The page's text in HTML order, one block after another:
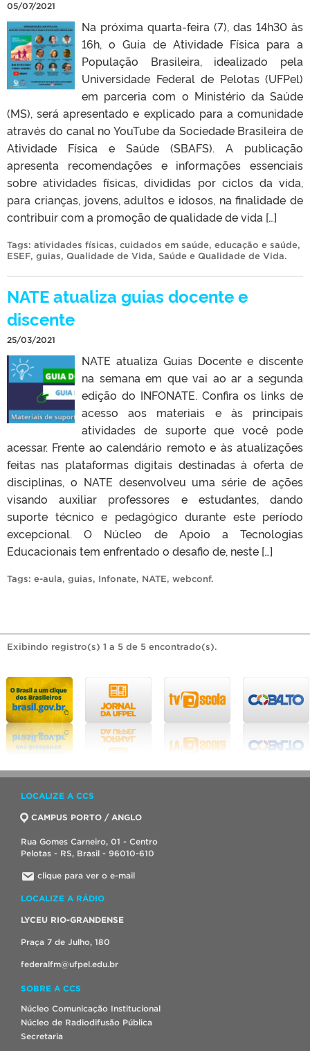
05/07/2021
Na próxima quarta-feira (7), das 14h30 às
16h, o Guia de Atividade Física para a
População Brasileira, idealizado pela
Universidade Federal de Pelotas (UFPel)
em parceria com o Ministério da Saúde
(MS), será apresentado e explicado para a comunidade
através do canal no YouTube da Sociedade Brasileira de
Atividade Física e Saúde (SBAFS). A publicação
apresenta recomendações e informações essenciais
sobre atividades físicas, divididas por ciclos da vida,
para crianças, jovens, adultos e idosos, na finalidade de
contribuir com a promoção de qualidade de vida […]
Tags: atividades físicas, cuidados em saúde, educação e saúde,
ESEF, guias, Qualidade de Vida, Saúde e Qualidade de Vida.
NATE atualiza guias docente e
discente
25/03/2021
NATE atualiza Guias Docente e discente
na semana em que vai ao ar a segunda
edição do INFONATE. Confira os links de
acesso aos materiais e às principais
atividades de suporte que você pode
acessar. Frente ao calendário remoto e às atualizações
feitas nas plataformas digitais destinadas à oferta de
disciplinas, o NATE desenvolveu uma série de ações
visando auxiliar professores e estudantes, dando
suporte técnico e pedagógico durante este período
excepcional. O Núcleo de Apoio a Tecnologias
Educacionais tem enfrentado o desafio de, neste […]
Tags: e-aula, guias, Infonate, NATE, webconf.
Exibindo registro(s) 1 a 5 de 5 encontrado(s).
LOCALIZE A CCS
CAMPUS PORTO / ANGLO
Rua Gomes Carneiro, 01 - Centro
Pelotas - RS, Brasil - 96010-610
clique para ver o e-mail
LOCALIZE A RÁDIO
LYCEU RIO-GRANDENSE
Praça 7 de Julho, 180
federalfm@ufpel.edu.br
SOBRE A CCS
Núcleo Comunicação Institucional
Núcleo de Radiodifusão Pública
Secretaria